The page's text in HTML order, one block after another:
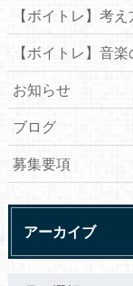
【ボイトレ】考
【ボイトレ】音
お知らせ
ブログ
募集要項
アーカイブ